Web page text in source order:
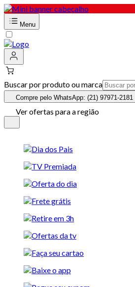
Menu
Buscar por produto ou marca
Compre pelo WhatsApp: (21) 97971-2181
Ver ofertas para a região